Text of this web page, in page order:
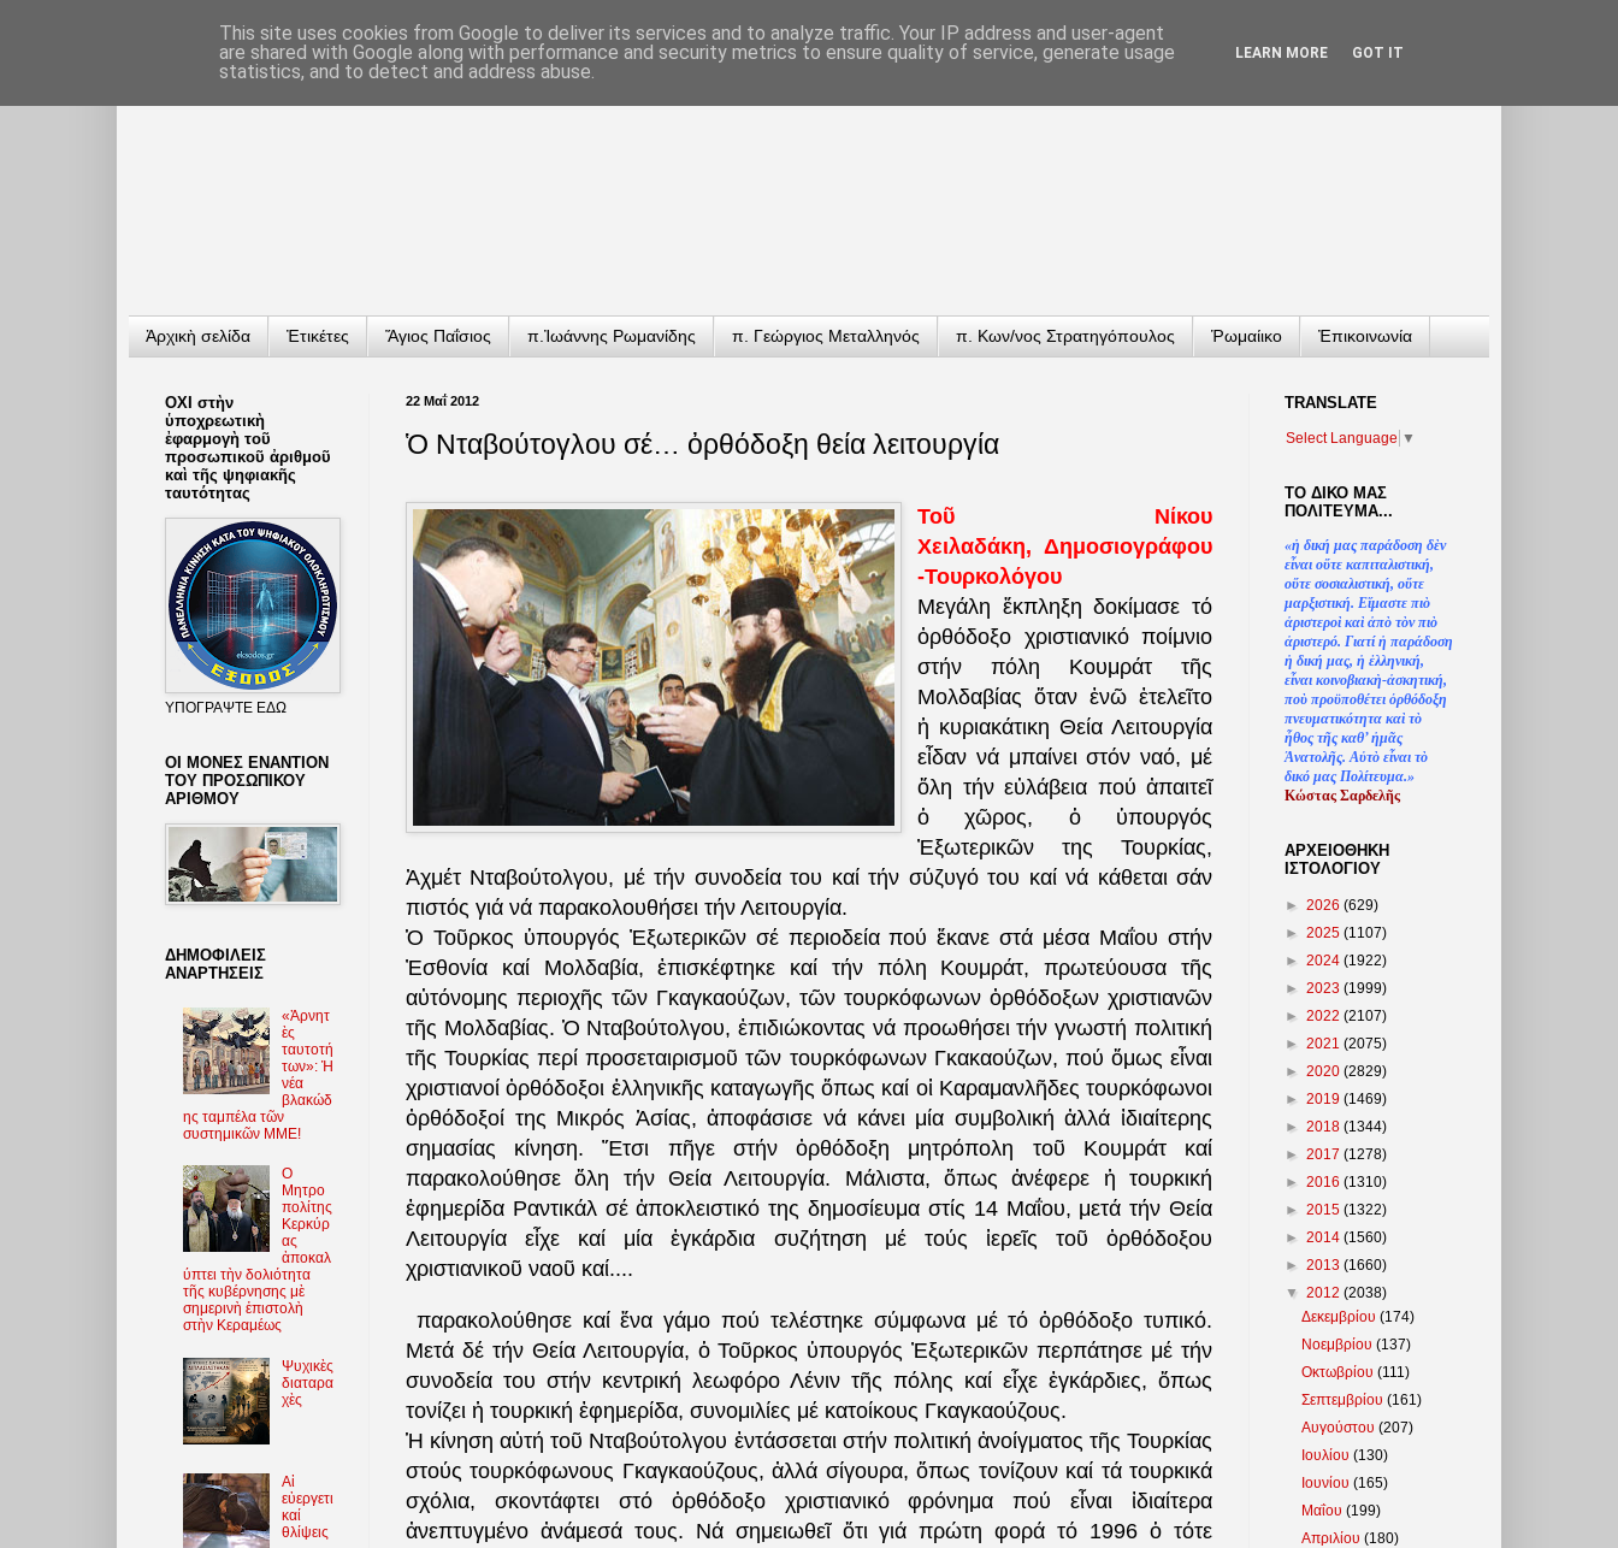
Ἀρχικὴ σελίδα Ἐτικέτες Ἅγιος Παΐσιος π.Ἰωάννης Ρωμανίδης π. Γεώργιος Μεταλληνός π. Κων/νος Στρατηγόπουλος Ῥωμαίικο Ἐπικοινωνία
22 Μαΐ 2012
Ὁ Νταβούτογλου σέ… ὀρθόδοξη θεία λειτουργία
Τοῦ Νίκου
Χειλαδάκη, Δημοσιογράφου
-Τουρκολόγου
Μεγάλη ἔκπληξη δοκίμασε τό
ὀρθόδοξο χριστιανικό ποίμνιο
στήν πόλη Κουμράτ τῆς
Μολδαβίας ὅταν ἐνῶ ἐτελεῖτο
ἡ κυριακάτικη Θεία Λειτουργία
εἶδαν νά μπαίνει στόν ναό, μέ
ὅλη τήν εὐλάβεια πού ἀπαιτεῖ
ὁ χῶρος, ὁ ὑπουργός
Ἐξωτερικῶν της Τουρκίας,
Ἀχμέτ Νταβούτολγου, μέ τήν συνοδεία του καί τήν σύζυγό του καί νά κάθεται σάν
πιστός γιά νά παρακολουθήσει τήν Λειτουργία.
Ὁ Τοῦρκος ὑπουργός Ἐξωτερικῶν σέ περιοδεία πού ἔκανε στά μέσα Μαΐου στήν
Ἐσθονία καί Μολδαβία, ἐπισκέφτηκε καί τήν πόλη Κουμράτ, πρωτεύουσα τῆς
αὐτόνομης περιοχῆς τῶν Γκαγκαούζων, τῶν τουρκόφωνων ὀρθόδοξων χριστιανῶν
τῆς Μολδαβίας. Ὁ Νταβούτολγου, ἐπιδιώκοντας νά προωθήσει τήν γνωστή πολιτική
τῆς Τουρκίας περί προσεταιρισμοῦ τῶν τουρκόφωνων Γκακαούζων, πού ὅμως εἶναι
χριστιανοί ὀρθόδοξοι ἑλληνικῆς καταγωγῆς ὅπως καί οἱ Καραμανλῆδες τουρκόφωνοι
ὀρθόδοξοί της Μικρός Ἀσίας, ἀποφάσισε νά κάνει μία συμβολική ἀλλά ἰδιαίτερης
σημασίας κίνηση. Ἔτσι πῆγε στήν ὀρθόδοξη μητρόπολη τοῦ Κουμράτ καί
παρακολούθησε ὅλη τήν Θεία Λειτουργία. Μάλιστα, ὅπως ἀνέφερε ἡ τουρκική
ἐφημερίδα Ραντικάλ σέ ἀποκλειστικό της δημοσίευμα στίς 14 Μαΐου, μετά τήν Θεία
Λειτουργία εἶχε καί μία ἐγκάρδια συζήτηση μέ τούς ἱερεῖς τοῦ ὀρθόδοξου
χριστιανικοῦ ναοῦ καί....
παρακολούθησε καί ἕνα γάμο πού τελέστηκε σύμφωνα μέ τό ὀρθόδοξο τυπικό.
Μετά δέ τήν Θεία Λειτουργία, ὁ Τοῦρκος ὑπουργός Ἐξωτερικῶν περπάτησε μέ τήν
συνοδεία του στήν κεντρική λεωφόρο Λένιν τῆς πόλης καί εἶχε ἐγκάρδιες, ὅπως
τονίζει ἡ τουρκική ἐφημερίδα, συνομιλίες μέ κατοίκους Γκαγκαούζους.
Ἡ κίνηση αὐτή τοῦ Νταβούτολγου ἐντάσσεται στήν πολιτική ἀνοίγματος τῆς Τουρκίας
στούς τουρκόφωνους Γκαγκαούζους, ἀλλά σίγουρα, ὅπως τονίζουν καί τά τουρκικά
σχόλια, σκοντάφτει στό ὀρθόδοξο χριστιανικό φρόνημα πού εἶναι ἰδιαίτερα
ἀνεπτυγμένο ἀνάμεσά τους. Νά σημειωθεῖ ὅτι γιά πρώτη φορά τό 1996 ὁ τότε
ΟΧΙ στὴν
ὑποχρεωτικὴ
ἐφαρμογὴ τοῦ
προσωπικοῦ ἀριθμοῦ
καὶ τῆς ψηφιακῆς
ταυτότητας
ΥΠΟΓΡΑΨΤΕ ΕΔΩ
ΟΙ ΜΟΝΕΣ ΕΝΑΝΤΙΟΝ
ΤΟΥ ΠΡΟΣΩΠΙΚΟΥ
ΑΡΙΘΜΟΥ
ΔΗΜΟΦΙΛΕΙΣ
ΑΝΑΡΤΗΣΕΙΣ
«Ἀρνητ
ὲς
ταυτοτή
των»: Ἡ
νέα
βλακώδ
ης ταμπέλα τῶν
συστημικῶν ΜΜΕ!
O
Μητρο
πολίτης
Κερκύρ
ας
ἀποκαλ
ύπτει τὴν δολιότητα
τῆς κυβέρνησης μὲ
σημερινὴ ἐπιστολὴ
στὴν Κεραμέως
Ψυχικὲς
διαταρα
χὲς
Αἱ
εὐεργετι
καί
θλίψεις
TRANSLATΕ
Select Language ▼
ΤΟ ΔΙΚΟ ΜΑΣ
ΠΟΛΙΤΕΥΜΑ...
«ἡ δική μας παράδοση δὲν
εἶναι οὔτε καπιταλιστική,
οὔτε σοσιαλιστική, οὔτε
μαρξιστική. Εἴμαστε πιὸ
ἀριστεροὶ καὶ ἀπὸ τὸν πιὸ
ἀριστερό. Γιατίἡ παράδοση
ἡ δική μας, ἡ ἑλληνική,
εἶναι κοινοβιακὴ-ἀσκητική,
ποὺ προϋποθέτει ὀρθόδοξη
πνευματικότητα καὶ τὸ
ἦθος τῆς καθ’ἠμᾶς
Ἀνατολῆς. Αὐτὸ εἶναι τὸ
δικό μας Πολίτευμα.»
Κώστας Σαρδελῆς
ΑΡΧΕΙΟΘΗΚΗ
ΙΣΤΟΛΟΓΙΟΥ
► 2026 (629)
► 2025 (1107)
► 2024 (1922)
► 2023 (1999)
► 2022 (2107)
► 2021 (2075)
► 2020 (2829)
► 2019 (1469)
► 2018 (1344)
► 2017 (1278)
► 2016 (1310)
► 2015 (1322)
► 2014 (1560)
► 2013 (1660)
▼ 2012 (2038)
Δεκεμβρίου(174)
Νοεμβρίου(137)
Οκτωβρίου(111)
Σεπτεμβρίου(161)
Αυγούστου(207)
Ιουλίου(130)
Ιουνίου(165)
Μαΐου(199)
Απριλίου(180)
This site uses cookies from Google to deliver its services and to analyze traffic. Your IP address and user-agent
are shared with Google along with performance and security metrics to ensure quality of service, generate usage
statistics, and to detect and address abuse.
LEARN MORE GOT IT